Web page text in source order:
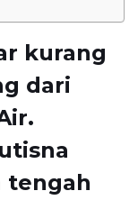
kurang
dari
tengah